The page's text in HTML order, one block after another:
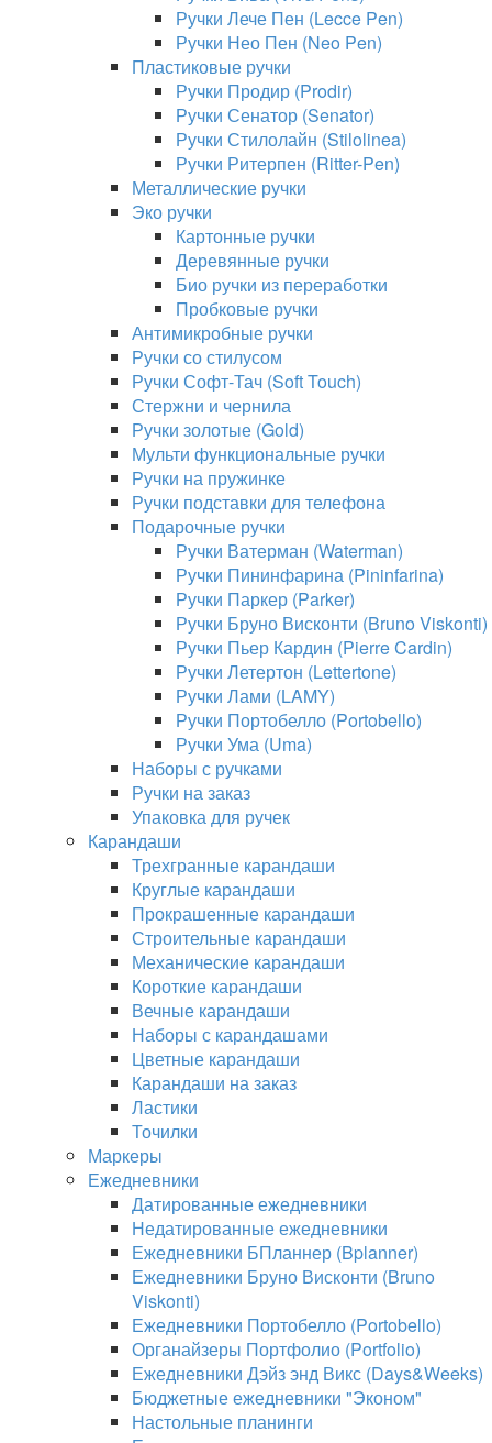
Ручки Лече Пен (Lecce Pen)
Ручки Нео Пен (Neo Pen)
Пластиковые ручки
Ручки Продир (Prodir)
Ручки Сенатор (Senator)
Ручки Стилолайн (Stilolinea)
Ручки Ритерпен (Ritter-Pen)
Металлические ручки
Эко ручки
Картонные ручки
Деревянные ручки
Био ручки из переработки
Пробковые ручки
Антимикробные ручки
Ручки со стилусом
Ручки Софт-Тач (Soft Touch)
Стержни и чернила
Ручки золотые (Gold)
Мульти функциональные ручки
Ручки на пружинке
Ручки подставки для телефона
Подарочные ручки
Ручки Ватерман (Waterman)
Ручки Пининфарина (Pininfarina)
Ручки Паркер (Parker)
Ручки Бруно Висконти (Bruno Viskonti)
Ручки Пьер Кардин (Pierre Cardin)
Ручки Летертон (Lettertone)
Ручки Лами (LAMY)
Ручки Портобелло (Portobello)
Ручки Ума (Uma)
Наборы с ручками
Ручки на заказ
Упаковка для ручек
Карандаши
Трехгранные карандаши
Круглые карандаши
Прокрашенные карандаши
Строительные карандаши
Механические карандаши
Короткие карандаши
Вечные карандаши
Наборы с карандашами
Цветные карандаши
Карандаши на заказ
Ластики
Точилки
Маркеры
Ежедневники
Датированные ежедневники
Недатированные ежедневники
Ежедневники БПланнер (Bplanner)
Ежедневники Бруно Висконти (Bruno
Viskonti)
Ежедневники Портобелло (Portobello)
Органайзеры Портфолио (Portfolio)
Ежедневники Дэйз энд Викс (Days&Weeks)
Бюджетные ежедневники "Эконом"
Настольные планинги